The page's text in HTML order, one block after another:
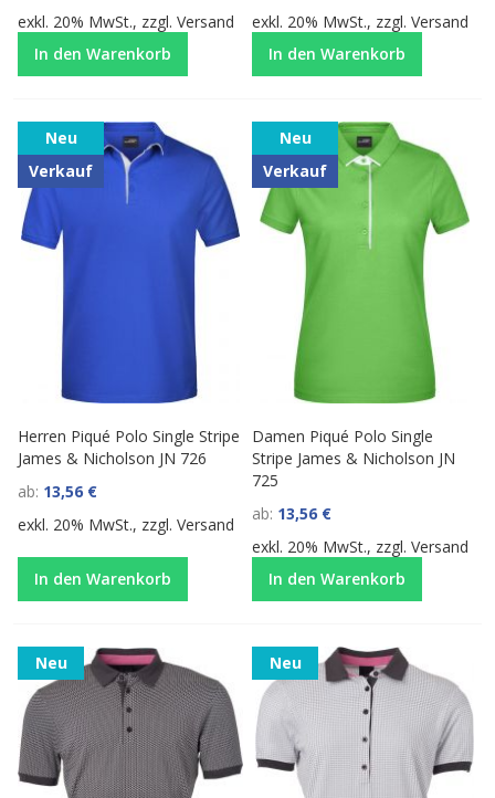
exkl. 20% MwSt., zzgl.Versand
In den Warenkorb
exkl. 20% MwSt., zzgl.Versand
In den Warenkorb
Neu
Verkauf
Herren Piqué Polo Single Stripe
James & Nicholson JN 726
ab 13,56 €
exkl. 20% MwSt., zzgl.Versand
In den Warenkorb
Neu
Verkauf
Damen Piqué Polo Single
Stripe James & Nicholson JN
725
ab 13,56 €
exkl. 20% MwSt., zzgl.Versand
In den Warenkorb
Neu Neu